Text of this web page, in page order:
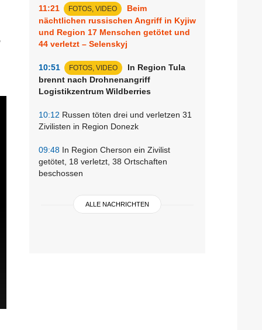
11:21 FOTOS, VIDEO
Beim
nächtlichen russischen Angriff in Kyjiw
und Region 17 Menschen getötet und
44 verletzt – Selenskyj
10:51 FOTOS, VIDEO
In Region Tula
brennt nach Drohnenangriff
Logistikzentrum Wildberries
10:12 Russen töten drei und verletzen 31
Zivilisten in Region Donezk
09:48 In Region Cherson ein Zivilist
getötet, 18 verletzt, 38 Ortschaften
beschossen
ALLE NACHRICHTEN